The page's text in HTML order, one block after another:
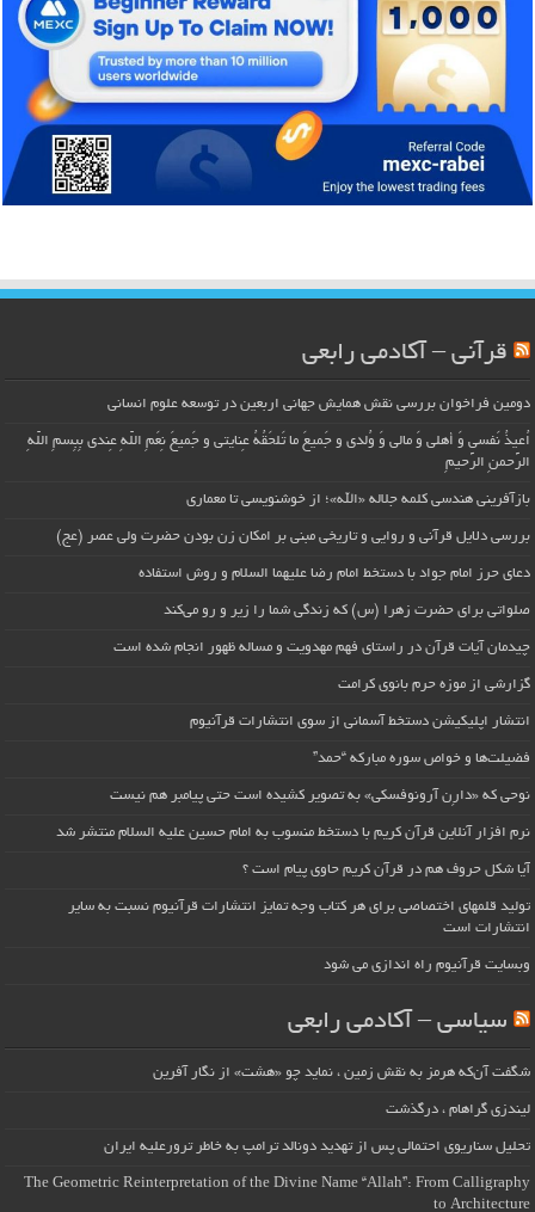
قرآنی – آکادمی رابعی
دومین فراخوان بررسی نقش همایش جهانی اربعین در توسعه علوم انسانی
اُعیذُ نَفسی وَ أهلی وَ مالی وَ وُلدی و جَمیعَ ما تَلحَقُهُ عِنایتی و جَمیعَ نِعَمِ اللّهِ عِندی بِبِسمِ اللّهِ
الرَّحمنِ الرَّحیمِ
بازآفرینی هندسی کلمه جلاله «الله»؛ از خوشنویسی تا معماری
بررسی دلایل قرآنی و روایی و تاریخی مبنی بر امکان زن بودن حضرت ولی عصر (عج)
دعای حرز امام جواد با دستخط امام رضا علیهما السلام و روش استفاده
صلواتی برای حضرت زهرا (س) که زندگی شما را زیر و رو می‌کند
چیدمان آیات قرآن در راستای فهم مهدویت و مساله ظهور انجام شده است
گزارشی از موزه حرم بانوی کرامت
انتشار اپلیکیشن دستخط آسمانی از سوی انتشارات قرآنیوم
فضیلت‌ها و خواص سوره مبارکه “حمد”
نوحی که «دارِن آرونوفسکی» به تصویر کشیده است حتی پیامبر هم نیست
نرم افزار آنلاین قرآن کریم با دستخط منسوب به امام حسین علیه السلام منتشر شد
آیا شکل حروف هم در قرآن کریم حاوی پیام است ؟
تولید قلمهای اختصاصی برای هر کتاب وجه تمایز انتشارات قرآنیوم نسبت به سایر
انتشارات است
وبسایت قرآنیوم راه اندازی می شود
سیاسی – آکادمی رابعی
شگفت آن‌که هرمز به نقش زمین ، نماید چو «هشت» از نگار آفرین
لیندزی گراهام ، درگذشت
تحلیل سناریوی احتمالی پس از تهدید دونالد ترامپ به خاطر ترورعلیه ایران
The Geometric Reinterpretation of the Divine Name “Allah”: From Calligraphy
to Architecture